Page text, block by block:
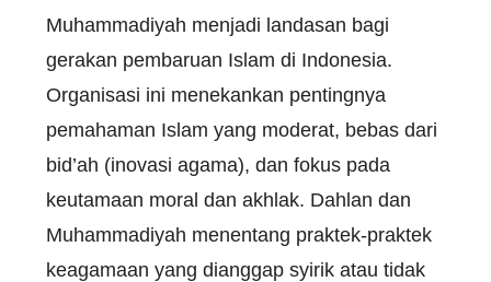
Muhammadiyah menjadi landasan bagi
gerakan pembaruan Islam di Indonesia.
Organisasi ini menekankan pentingnya
pemahaman Islam yang moderat, bebas dari
bid’ah (inovasi agama), dan fokus pada
keutamaan moral dan akhlak. Dahlan dan
Muhammadiyah menentang praktek-praktek
keagamaan yang dianggap syirik atau tidak